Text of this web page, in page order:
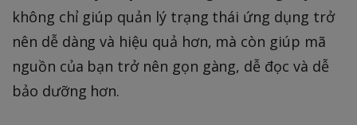
không chỉ giúp quản lý trạng thái ứng dụng trở
nên dễ dàng và hiệu quả hơn, mà còn giúp mã
nguồn của bạn trở nên gọn gàng, dễ đọc và dễ
bảo dưỡng hơn.